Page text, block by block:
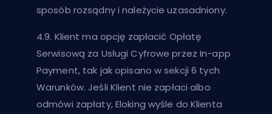
sposób rozsądny i należycie uzasadniony.
4.9. Klient ma opcję zapłacić Opłatę
Serwisową za Usługi Cyfrowe przez In-app
Payment, tak jak opisano w sekcji 6 tych
Warunków. Jeśli Klient nie zapłaci albo
odmówi zapłaty, Eloking wyśle do Klienta